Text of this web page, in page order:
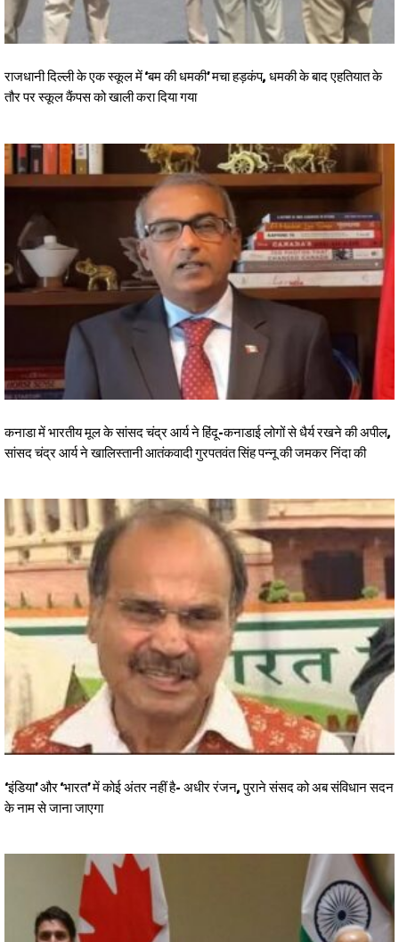
राजधानी दिल्ली के एक स्कूल में ‘बम की धमकी’ मचा हड़कंप, धमकी के बाद एहतियात के
तौर पर स्कूल कैंपस को खाली करा दिया गया
कनाडा में भारतीय मूल के सांसद चंद्र आर्य ने हिंदू-कनाडाई लोगों से धैर्य रखने की अपील,
सांसद चंद्र आर्य ने खालिस्तानी आतंकवादी गुरपतवंत सिंह पन्नू की जमकर निंदा की
‘इंडिया’ और ‘भारत’ में कोई अंतर नहीं है- अधीर रंजन, पुराने संसद को अब संविधान सदन
के नाम से जाना जाएगा